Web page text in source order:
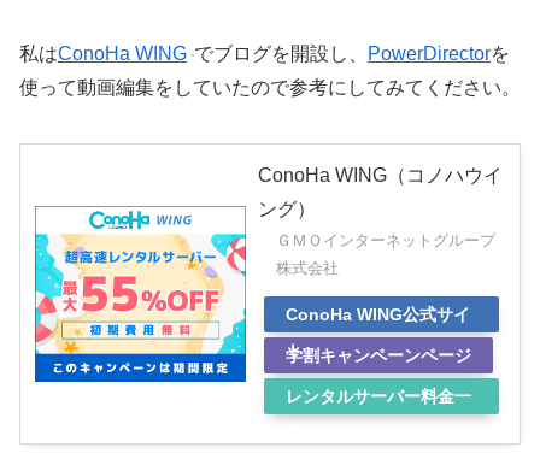
私はConoHa WING でブログを開設し、 PowerDirectorを
使って動画編集をしていたので参考にしてみてください。
ConoHa WING（コノハウイ
ング）
ＧＭＯインターネットグループ
株式会社
ConoHa WING公式サイ
ト
学割キャンペーンページ
レンタルサーバー料金一